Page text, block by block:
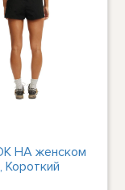
НА женском
Короткий